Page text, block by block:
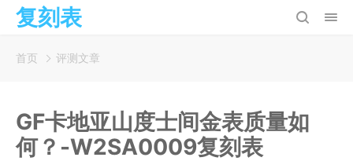
复刻表
首页 评测文章
GF卡地亚山度士间金表质量如
何？-W2SA0009复刻表